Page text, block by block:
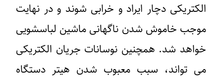
الکتریکی دچار ایراد و خرابی شوند و در نهایت
موجب خاموش شدن ناگهانی ماشین لباسشویی
خواهد شد. همچنین نوسانات جریان الکتریکی
می تواند، سبب معبوب شدن هیتر دستگاه